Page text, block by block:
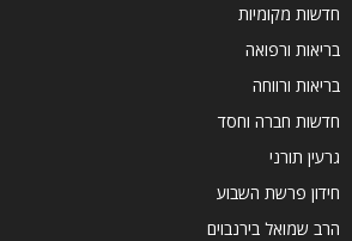
חדשות מקומיות
בריאות ורפואה
בריאות ורווחה
חדשות חברה וחסד
גרעין תורני
חידון פרשת השבוע
הרב שמואל בירנבוים